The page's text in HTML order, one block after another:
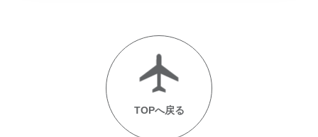
TOPへ戻る